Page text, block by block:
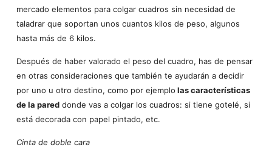
mercado elementos para colgar cuadros sin necesidad de
taladrar que soportan unos cuantos kilos de peso, algunos
hasta más de 6 kilos.
Después de haber valorado el peso del cuadro, has de pensar
en otras consideraciones que también te ayudarán a decidir
por uno u otro destino, como por ejemplo las características
de la pareddonde vas a colgar los cuadros: si tiene gotelé, si
está decorada con papel pintado, etc.
Cinta de doble cara